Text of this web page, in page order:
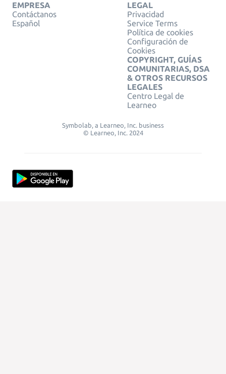
EMPRESA
Contáctanos
Español
LEGAL
Privacidad
Service Terms
Política de cookies
Configuración de
Cookies
COPYRIGHT, GUÍAS
COMUNITARIAS, DSA
& OTROS RECURSOS
LEGALES
Centro Legal de
Learneo
Symbolab, a Learneo, Inc. business
© Learneo, Inc. 2024